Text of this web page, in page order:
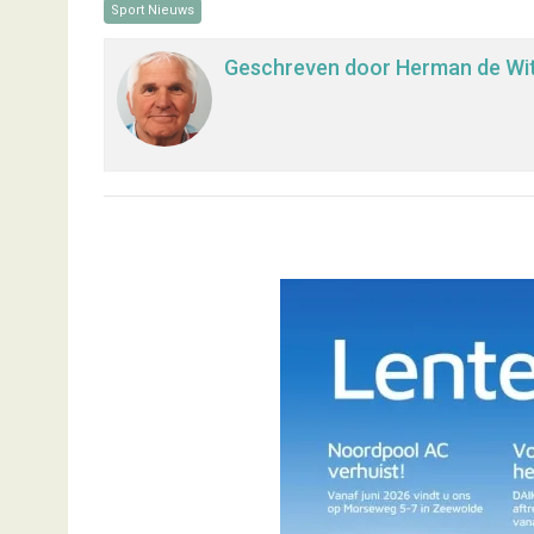
Sport Nieuws
Geschreven door Herman de